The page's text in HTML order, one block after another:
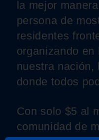
la mejor
persona de
residentes
organizando en
nuestra nación,
donde todos
Con solo $5 al
comunidad de